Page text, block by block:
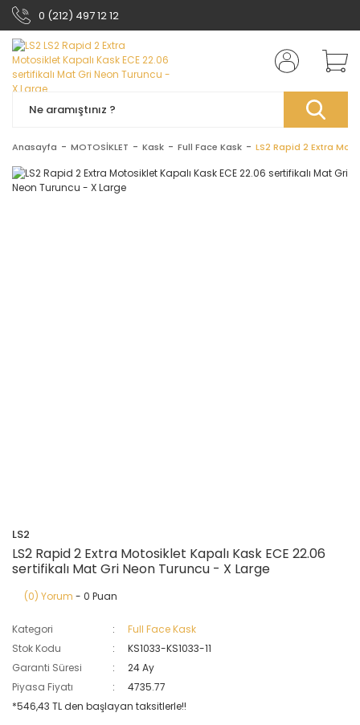
0 (212) 497 12 12
Anasayfa MOTOSİKLET Kask Full Face Kask LS2 Rapid 2 Extra
LS2
LS2 Rapid 2 Extra Motosiklet Kapalı Kask ECE 22.06
sertifikalı Mat Gri Neon Turuncu - X Large
(0) Yorum - 0 Puan
Kategori
Full Face Kask
Stok Kodu
KS1033-KS1033-11
Garanti Süresi
24 Ay
Piyasa Fiyatı
4735.77
*546,43 TL den başlayan taksitlerle!!